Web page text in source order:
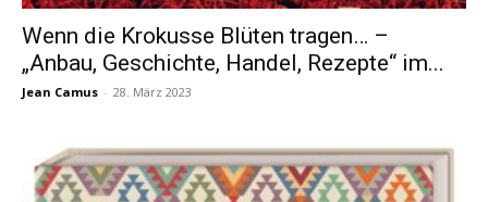
Wenn die Krokusse Blüten tragen… –
„Anbau, Geschichte, Handel, Rezepte“ im...
Jean Camus - 28. März 2023